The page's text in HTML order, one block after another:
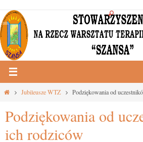
Przejdź
do
treści
StronaJubileusze WTZ Podziękowania od
Podziękowania od
ich rodziców